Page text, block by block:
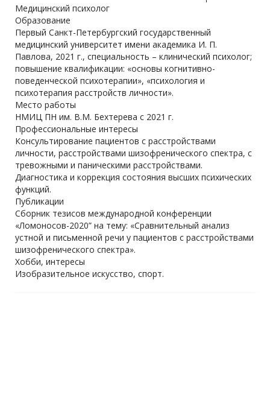
Медицинский психолог
Образование
Первый Санкт-Петербургский государственный
медицинский университет имени академика И. П.
Павлова, 2021 г., специальность – клинический психолог;
повышение квалификации: «основы когнитивно-
поведенческой психотерапии», «психология и
психотерапия расстройств личности».
Место работы
НМИЦ ПН им. В.М. Бехтерева с 2021 г.
Профессиональные интересы
Консультирование пациентов с расстройствами
личности, расстройствами шизофренического спектра, с
тревожными и паническими расстройствами.
Диагностика и коррекция состояния высших психических
функций.
Публикации
Сборник тезисов международной конференции
«Ломоносов-2020” на тему: «Сравнительный анализ
устной и письменной речи у пациентов с расстройствами
шизофренического спектра».
Хобби, интересы
Изобразительное искусство, спорт.